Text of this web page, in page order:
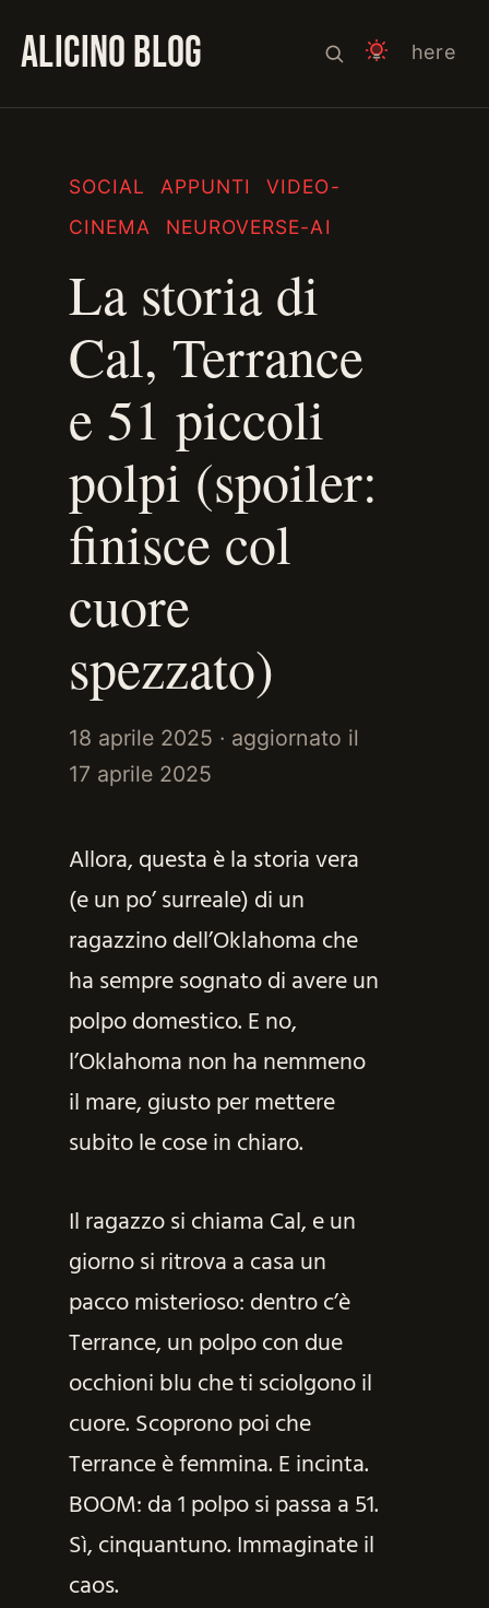
ALICINO BLOG here
SOCIAL APPUNTI
VIDEO-
CINEMA
NEUROVERSE-AI
La storia di
Cal, Terrance
e 51 piccoli
polpi (spoiler:
finisce col
cuore
spezzato)
18 aprile 2025 · aggiornato il
17 aprile 2025
Allora, questa è la storia vera
(e un po’ surreale) di un
ragazzino dell’Oklahoma che
ha sempre sognato di avere un
polpo domestico. E no,
l’Oklahoma non ha nemmeno
il mare, giusto per mettere
subito le cose in chiaro.
Il ragazzo si chiama Cal, e un
giorno si ritrova a casa un
pacco misterioso: dentro c’è
Terrance, un polpo con due
occhioni blu che ti sciolgono il
cuore. Scoprono poi che
Terrance è femmina. E incinta.
BOOM: da 1 polpo si passa a 51.
Sì, cinquantuno. Immaginate il
caos.